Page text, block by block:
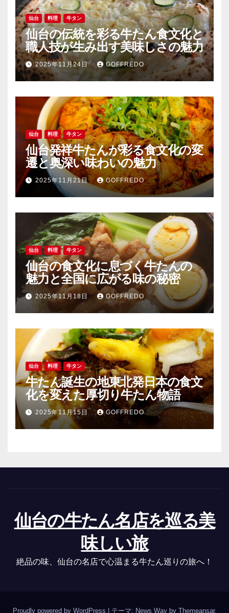
仙台 料理 牛タン
仙台の伝統を彩る牛たん食文化と
職人技が生み出す美味しさの魅力
2025年11月24日 GOFFREDO
仙台 料理 牛タン
仙台発祥牛たんが彩る食文化の変
遷と奥深い味わいの魅力
2025年11月21日 GOFFREDO
仙台 料理 牛タン
仙台の食文化に息づく牛たんの
魅力と全国に広がる味の秘密
2025年11月18日 GOFFREDO
仙台 料理 牛タン
牛たん誕生の地東北発日本の食文
化を変えた厚切り牛たん物語
2025年11月15日 GOFFREDO
仙台の牛たん名店を巡る美
味しい旅
絶品の味、仙台の名店で心温まる牛たん巡りの旅へ！
Proudly powered by WordPress テーマ: News Way by Themeansar.